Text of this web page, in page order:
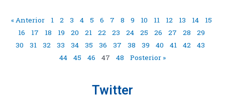
« Anterior 1 2 3 4 5 6 7 8 9 10 11 12 13 14
15
16
17 18 19 20 21 22 23 24 25 26 27 28
29
30
31 32 33 34 35 36 37 38 39 40 41 42
43
44
45 46 47 48 Posterior »
Twitter